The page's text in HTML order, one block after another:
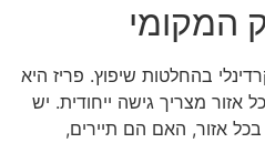
המקומי
בהחלטות שיפוץ. פריז היא
אזור מצריך גישה ייחודית. יש
אזור, האם הם תיירים,